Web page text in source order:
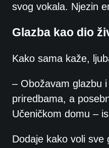
svog vokala. Njezin
Glazba kao dio
Kako sama kaže,
– Obožavam glazbu
priredbama, a
Učeničkom domu –
Dodaje kako voli sve